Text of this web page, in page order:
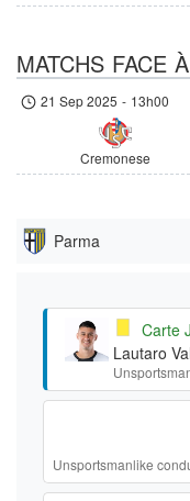
MATCHS FACE
21 Sep 2025 - 13h00
Cremonese
Parma
Carte
Lautaro
Unsportsmanlike